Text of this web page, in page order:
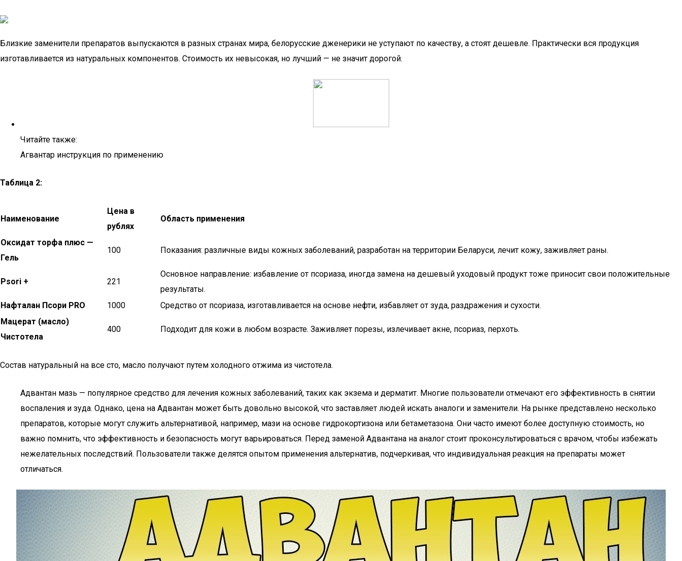
Близкие заменители препаратов выпускаются в разных странах мира, белорусские дженерики не уступают по качеству, а стоят дешевле. Практически вся продукция
изготавливается из натуральных компонентов. Стоимость их невысокая, но лучший — не значит дорогой.
Читайте также:
Агвантар инструкция по применению
Таблица 2:
Наименование
Цена в
рублях
Область применения
Оксидат торфа плюс —
Гель
100 Показания: различные виды кожных заболеваний, разработан на территории Беларуси, лечит кожу, заживляет раны.
Psori + 221
Основное направление: избавление от псориаза, иногда замена на дешевый уходовый продукт тоже приносит свои положительные
результаты.
Нафталан Псори PRO
1000
Средство от псориаза, изготавливается на основе нефти, избавляет от зуда, раздражения и сухости.
Мацерат (масло)
Чистотела
400 Подходит для кожи в любом возрасте. Заживляет порезы, излечивает акне, псориаз, перхоть.
Состав натуральный на все сто, масло получают путем холодного отжима из чистотела.
Адвантан мазь — популярное средство для лечения кожных заболеваний, таких как экзема и дерматит. Многие пользователи отмечают его эффективность в снятии
воспаления и зуда. Однако, цена на Адвантан может быть довольно высокой, что заставляет людей искать аналоги и заменители. На рынке представлено несколько
препаратов, которые могут служить альтернативой, например, мази на основе гидрокортизона или бетаметазона. Они часто имеют более доступную стоимость, но
важно помнить, что эффективность и безопасность могут варьироваться. Перед заменой Адвантана на аналог стоит проконсультироваться с врачом, чтобы избежать
нежелательных последствий. Пользователи также делятся опытом применения альтернатив, подчеркивая, что индивидуальная реакция на препараты может
отличаться.